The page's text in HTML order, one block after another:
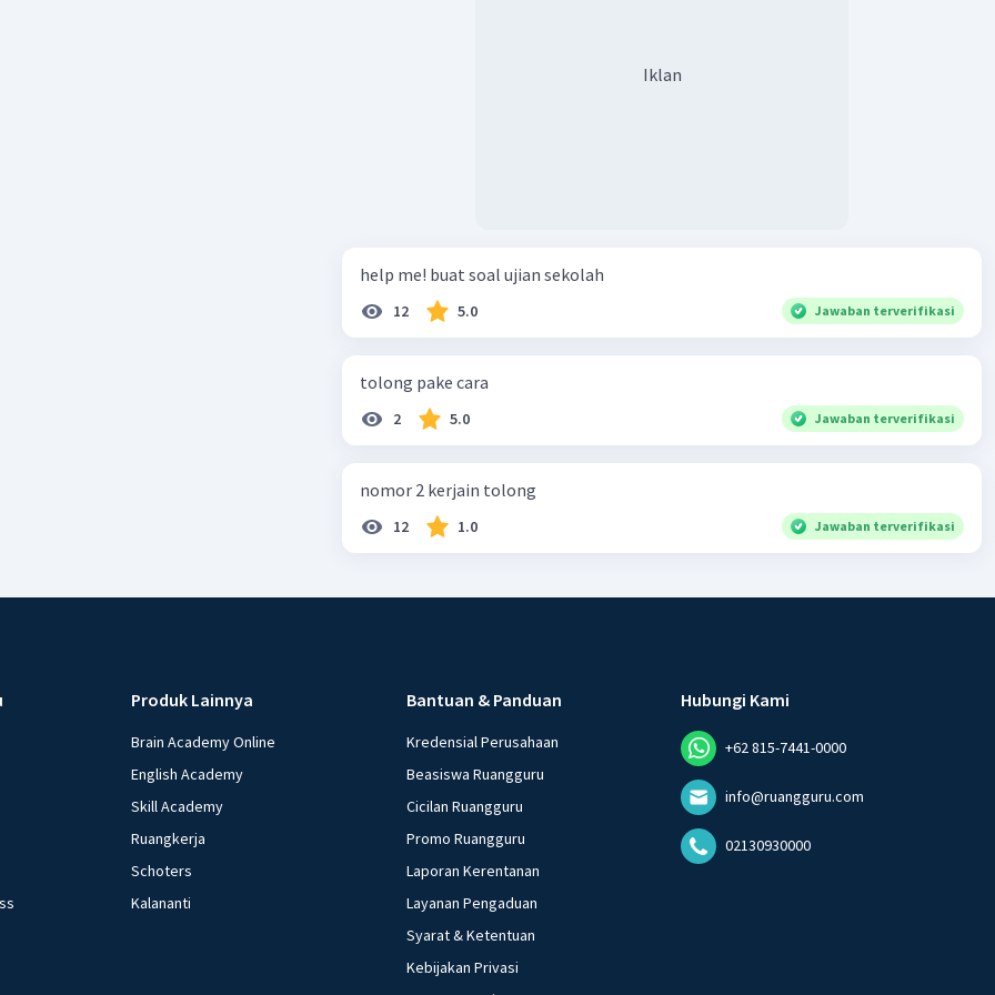
Iklan
help me! buat soal ujian sekolah
12 5.0 Jawaban terverifikasi
tolong pake cara
2 5.0 Jawaban terverifikasi
nomor 2 kerjain tolong
12 1.0 Jawaban terverifikasi
Produk Lainnya
Brain Academy Online
English Academy
Skill Academy
Ruangkerja
Schoters
Kalananti
Bantuan & Panduan
Kredensial Perusahaan
Beasiswa Ruangguru
Cicilan Ruangguru
Promo Ruangguru
Laporan Kerentanan
Layanan Pengaduan
Syarat & Ketentuan
Kebijakan Privasi
Hubungi Kami
+62 815-7441-0000
info@ruangguru.com
02130930000